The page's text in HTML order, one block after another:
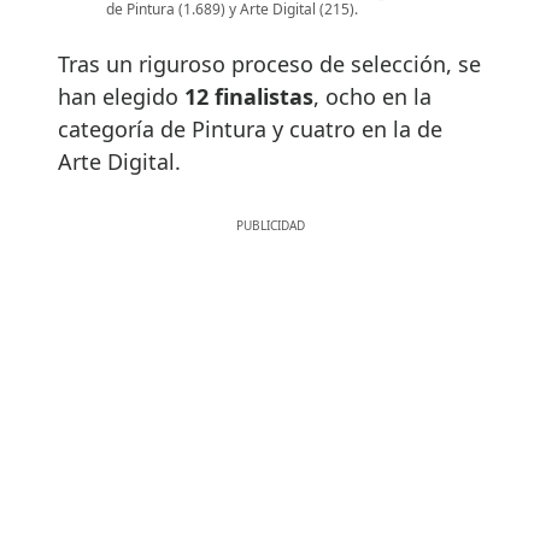
de Pintura (1.689) y Arte Digital (215).
Tras un riguroso proceso de selección, se
han elegido 12 finalistas, ocho en la
categoría de Pintura y cuatro en la de
Arte Digital.